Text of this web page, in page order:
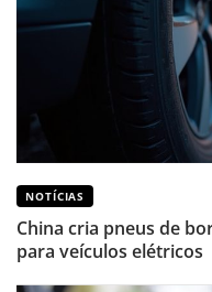
NOTÍCIAS
China cria pneus de
para veículos elétricos